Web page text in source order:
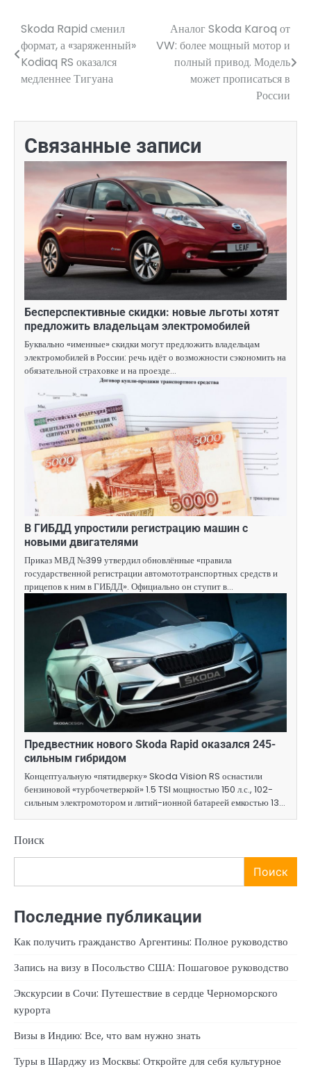
Навигация
по
записям
Skoda Rapid сменил
формат, а «заряженный»
Kodiaq RS оказался
медленнее Тигуана
Аналог Skoda Karoq от
VW: более мощный мотор и
полный привод. Модель
может прописаться в
России
Связанные записи
Бесперспективные скидки: новые льготы хотят
предложить владельцам электромобилей
Буквально «именные» скидки могут предложить владельцам
электромобилей в России: речь идёт о возможности сэкономить на
обязательной страховке и на проезде…
В ГИБДД упростили регистрацию машин с
новыми двигателями
Приказ МВД №399 утвердил обновлённые «правила
государственной регистрации автомототранспортных средств и
прицепов к ним в ГИБДД». Официально он ступит в…
Предвестник нового Skoda Rapid оказался 245-
сильным гибридом
Концептуальную «пятидверку» Skoda Vision RS оснастили
бензиновой «турбочетверкой» 1.5 TSI мощностью 150 л.с., 102-
сильным электромотором и литий-ионной батареей емкостью 13…
Поиск
Поиск
Последние публикации
Как получить гражданство Аргентины: Полное руководство
Запись на визу в Посольство США: Пошаговое руководство
Экскурсии в Сочи: Путешествие в сердце Черноморского
курорта
Визы в Индию: Все, что вам нужно знать
Туры в Шарджу из Москвы: Откройте для себя культурное